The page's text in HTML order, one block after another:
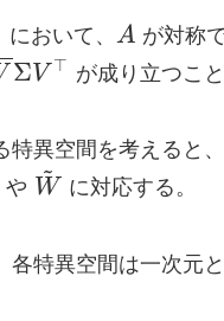
において、 A
A が対称
ΣV ⊤ が成り立つこと
特異空間を考えると
や \tilde
W
~
に対応する。
特異空間は一次元